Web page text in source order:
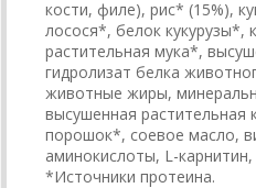
кости, филе), рис* (15%),
лосося*, белок кукурузы*,
растительная мука*,
гидролизат белка
животные жиры,
высушенная растительная
порошок*, соевое масло,
аминокислоты, L-
*Источники протеина.